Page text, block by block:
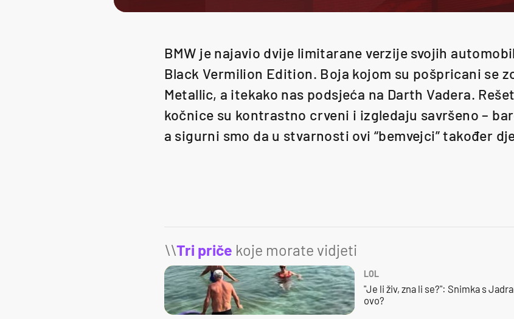
BMW je najavio dvije limitarane verzije svojih
Black Vermilion Edition. Boja kojom su pošpricani se
Metallic, a itekako nas podsjeća na Darth Vadera.
kočnice su kontrastno crveni i izgledaju savršeno –
a sigurni smo da u stvarnosti ovi “bemvejci” također
\\Tri priče koje morate vidjeti
LOL
"Je li živ, zna li se?": Snimka s
ovo?